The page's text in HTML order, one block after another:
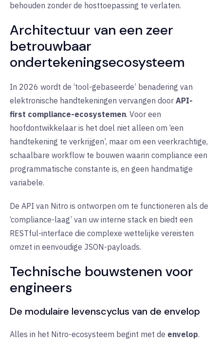
behouden zonder de hosttoepassing te verlaten.
Architectuur van een zeer
betrouwbaar
ondertekeningsecosysteem
In 2026 wordt de ‘tool-gebaseerde’ benadering van
elektronische handtekeningen vervangen door API-
first compliance-ecosystemen. Voor een
hoofdontwikkelaar is het doel niet alleen om ‘een
handtekening te verkrijgen’, maar om een veerkrachtige,
schaalbare workflow te bouwen waarin compliance een
programmatische constante is, en geen handmatige
variabele.
De API van Nitro is ontworpen om te functioneren als de
‘compliance-laag’ van uw interne stack en biedt een
RESTful-interface die complexe wettelijke vereisten
omzet in eenvoudige JSON-payloads.
Technische bouwstenen voor
engineers
De modulaire levenscyclus van de envelop
Alles in het Nitro-ecosysteem begint met de envelop.